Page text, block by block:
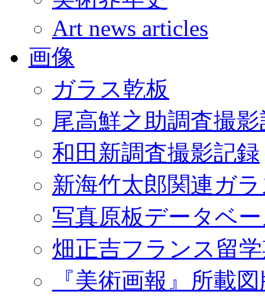
Art news articles
画像
ガラス乾板
尾高鮮之助調査撮
和田新調査撮影記録
新海竹太郎関連ガ
写真原板データベ
畑正吉フランス留
『美術画報』所載